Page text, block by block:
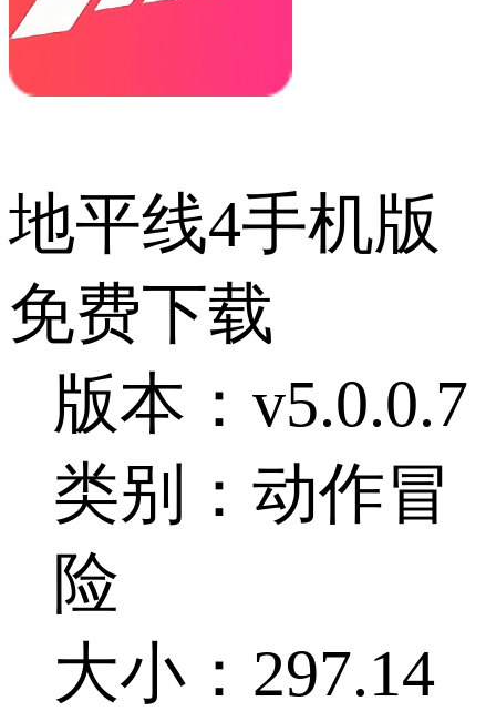
地平线4手机版
免费下载
版本：v5.0.0.7
类别：动作冒
险
大小：297.14